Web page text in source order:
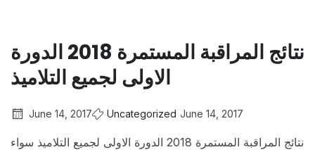
نتائج المراقبة المستمرة 2018 الدورة
الاولى لجميع التلاميذ
June 14, 2017 Uncategorized June 14, 2017
نتائج المراقبة المستمرة 2018 الدورة الاولى لجميع التلاميذ سواء